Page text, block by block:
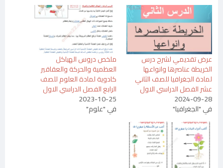
عرض تقديمي لشرح درس
الخريطة عناصرها وانواعها
لمادة الجغرافيا للصف الثاني
عشر الفصل الدراسي الاول
2024-09-28
في "الجغرافيا"
ملخص دروس الهياكل
العظمية والحركة والعقاقير
كادوية لمادة العلوم للصف
الرابع الفصل الدراسي الاول
2023-10-25
في "علوم"